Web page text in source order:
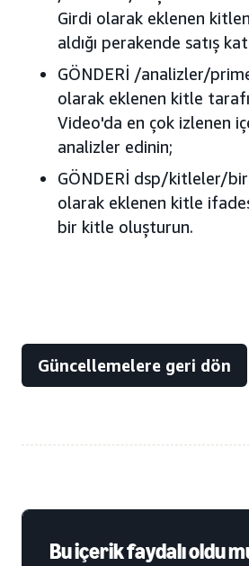
Girdi olarak eklenen
aldığı perakende satış
GÖNDERİ /analizler/
olarak eklenen kitle
Video'da en çok izlenen
analizler edinin;
GÖNDERİ dsp/kitleler/
olarak eklenen kitle
bir kitle oluşturun.
Güncellemelere geri dön
Bu içerik faydalı oldu